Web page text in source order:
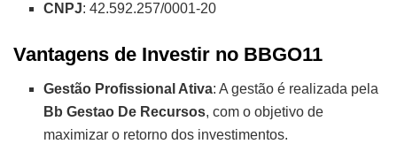
CNPJ: 42.592.257/0001-20
Vantagens de Investir no BBGO11
Gestão Profissional Ativa: A gestão é realizada pela
Bb Gestao De Recursos, com o objetivo de
maximizar o retorno dos investimentos.